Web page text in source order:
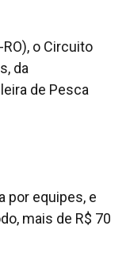
o Circuito
da
de Pesca
por equipes, e
mais de R$ 70